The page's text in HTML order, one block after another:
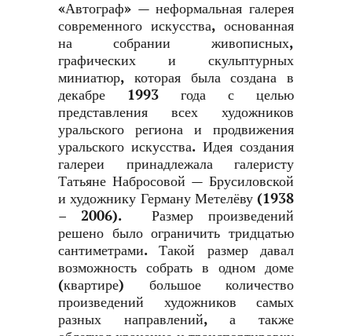
«Автограф» — неформальная галерея
современного искусства, основанная
на собрании живописных,
графических и скульптурных
миниатюр, которая была создана в
декабре 1993 года с целью
представления всех художников
уральского региона и продвижения
уральского искусства. Идея создания
галереи принадлежала галеристу
Татьяне Набросовой — Брусиловской
и художнику Герману Метелёву (1938
– 2006). Размер произведений
решено было ограничить тридцатью
сантиметрами. Такой размер давал
возможность собрать в одном доме
(квартире) большое количество
произведений художников самых
разных направлений, а также